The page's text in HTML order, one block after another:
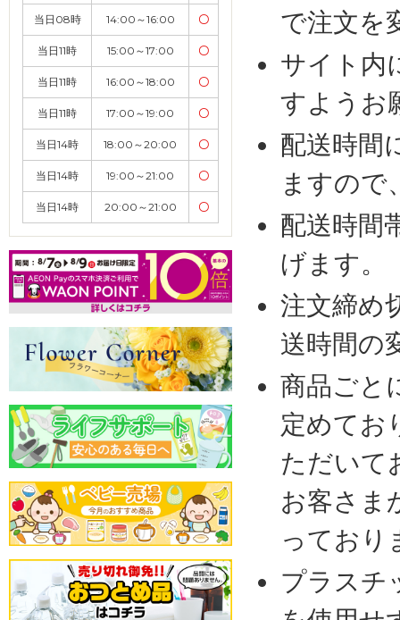
当日08時 14:00～16:00 〇
当日11時 15:00～17:00 〇
当日11時 16:00～18:00 〇
当日11時 17:00～19:00 〇
当日14時 18:00～20:00 〇
当日14時 19:00～21:00 〇
当日14時 20:00～21:00 〇
で注文を
サイト内
すようお
配送時間
ますので
配送時間
げます。
注文締め
送時間の
商品ごと
定めてお
ただいて
お客さま
っており
プラスチ